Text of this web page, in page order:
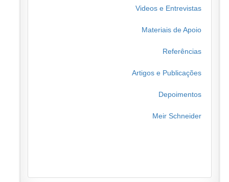
Videos e Entrevistas
Materiais de Apoio
Referências
Artigos e Publicações
Depoimentos
Meir Schneider